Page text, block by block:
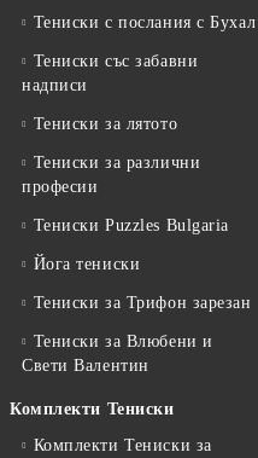
Тениски с послания с Бухал
Тениски със забавни
надписи
Тениски за лятото
Тениски за различни
професии
Тениски Puzzles Bulgaria
Йога тениски
Тениски за Трифон зарезан
Тениски за Влюбени и
Свети Валентин
Комплекти Тениски
Комплекти Тениски за